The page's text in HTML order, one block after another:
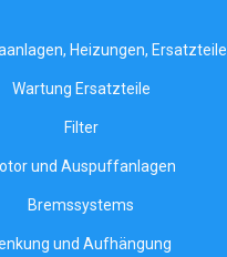
Heizungen, Ersatzteile
Wartung Ersatzteile
Filter
und Auspuffanlagen
Bremssystems
und Aufhängung